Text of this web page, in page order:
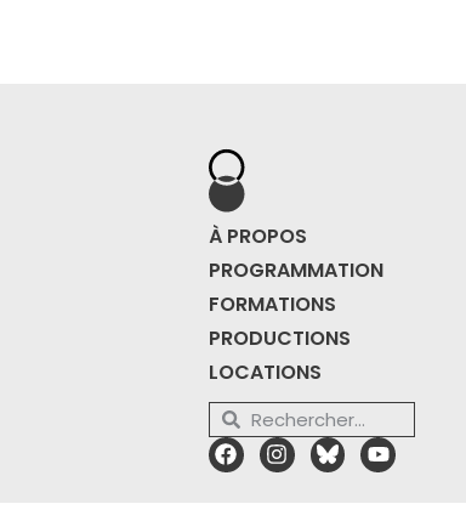
À PROPOS
PROGRAMMATION
FORMATIONS
PRODUCTIONS
LOCATIONS